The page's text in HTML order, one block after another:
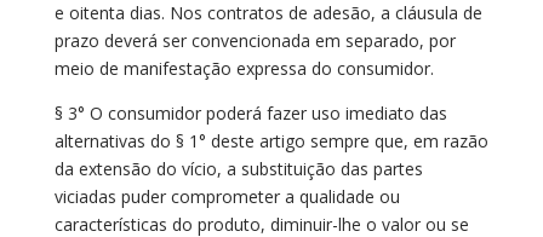
e oitenta dias. Nos contratos de adesão, a cláusula de
prazo deverá ser convencionada em separado, por
meio de manifestação expressa do consumidor.
§ 3° O consumidor poderá fazer uso imediato das
alternativas do § 1° deste artigo sempre que, em razão
da extensão do vício, a substituição das partes
viciadas puder comprometer a qualidade ou
características do produto, diminuir-lhe o valor ou se